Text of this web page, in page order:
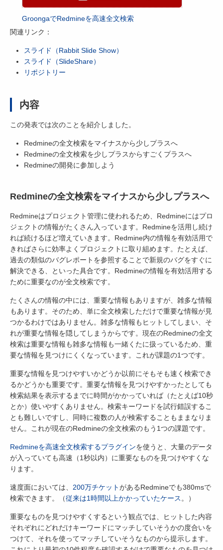
GroongaでRedmineを高速全文検索
関連リンク：
スライド（Rabbit Slide Show）
スライド（SlideShare）
リポジトリー
内容
この発表では次のことを紹介しました。
Redmineの全文検索をマイナスから少しプラスへ
Redmineの全文検索を少しプラスからすごくプラスへ
Redmineの開発に参加しよう
Redmineの全文検索をマイナスから少しプラスへ
Redmineはプロジェクト管理に使われるため、Redmineにはプロ
ジェクトの情報がたくさん入っています。Redmineを活用し続け
れば続けるほど増えていきます。Redmine内の情報を有効活用で
きればさらに効率よくプロジェクトに取り組めます。たとえば、
過去の類似のバグレポートを参照することで新規のバグをすぐに
解決できる、といった具合です。Redmineの情報を有効活用する
ために重要なのが全文検索です。
たくさんの情報の中には、重要な情報もありますが、雑多な情報
もあります。そのため、単に全文検索しただけで重要な情報が見
つかるわけではありません。雑多な情報もヒットしてしまい、そ
れが重要な情報を隠してしまうからです。現在のRedmineの全文
検索は重要な情報も雑多な情報も一緒くたに扱っているため、重
要な情報を見つけにくくなっています。これが課題の1つです。
重要な情報を見つけやすいかどうか以前にそもそも速く検索でき
るかどうかも重要です。重要な情報を見つけやすかったとしても
検索結果を表示するまでに時間がかかっていれば（たとえば10秒
とか）使いやすくありません。検索キーワードを試行錯誤するこ
とも難しいですし、同時に複数の人が検索することもままなりま
せん。これが現在のRedmineの全文検索のもう1つの課題です。
Redmineを高速全文検索するプラグインを使うと、大量のデータ
が入っていても高速（1秒以内）に重要なものを見つけやすくな
ります。
速度面においては、 200万チケットがあるRedmineでも380msで
検索できます。（従来は1時間以上かかっていたケース 。）
重要なものを見つけやすくするという観点では、ヒットした内容
それぞれにどれだけキーワードにマッチしていそうかの度合いを
つけて、それを使ってマッチしていそうなものから提示します。